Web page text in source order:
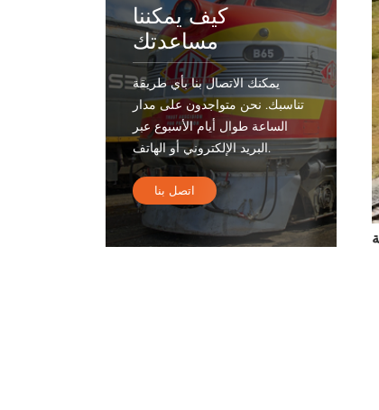
كيف يمكننا
مساعدتك
يمكنك الاتصال بنا بأي طريقة
تناسبك. نحن متواجدون على مدار
الساعة طوال أيام الأسبوع عبر
البريد الإلكتروني أو الهاتف.
اتصل بنا